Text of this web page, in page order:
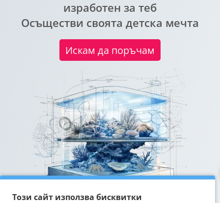
изработен за теб
Осъществи своята детска мечта
Искам да поръчам
Този сайт използва бисквитки